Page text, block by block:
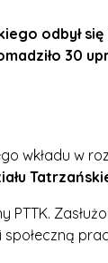
odbył się
30
wkładu w